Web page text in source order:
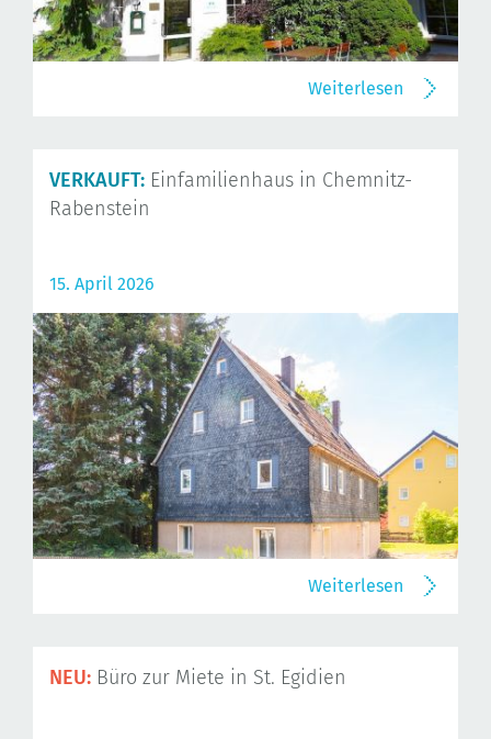
Weiterlesen
VERKAUFT: Einfamilienhaus in Chemnitz-
Rabenstein
15. April 2026
Weiterlesen
NEU: Büro zur Miete in St. Egidien